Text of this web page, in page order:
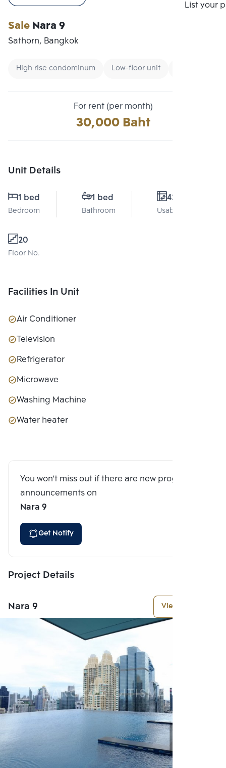
List your
SaleNara 9
Sathorn, Bangkok
High rise condominum Low-floor unit
For rent (per month)
30,000 Baht
Unit Details
1 bed
Bedroom
1 bed
Bathroom
43 Sq.m.
Usable area
20
Floor No.
Facilities In Unit
Air Conditioner
Television
Refrigerator
Microwave
Washing Machine
Water heater
You won't miss out if there are new program
announcements on
Nara 9
Get Notify
Project Details
Nara 9 View More